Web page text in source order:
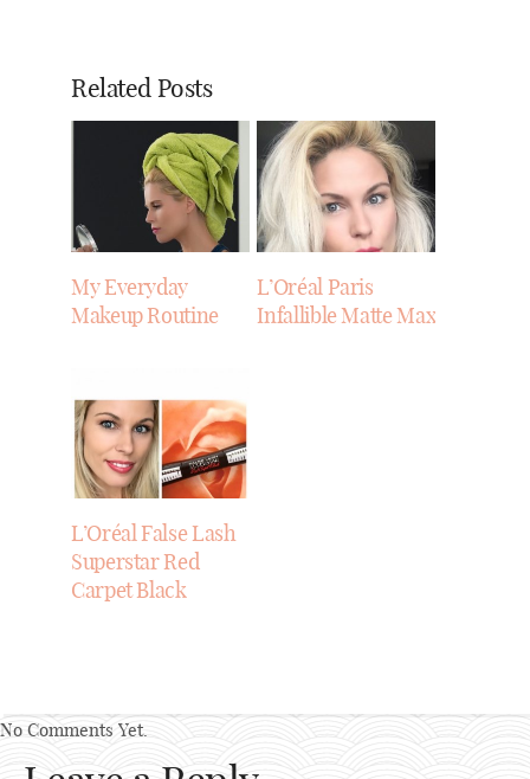
Related Posts
My Everyday
Makeup Routine
L’Oréal Paris
Infallible Matte Max
L’Oréal False Lash
Superstar Red
Carpet Black
No Comments Yet.